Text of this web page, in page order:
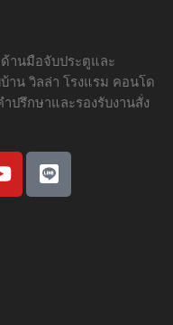
ด้านมือจับประตูและ
าน วิลล่า โรงแรม คอนโด
ปรึกษาและรองรับงานสั่ง